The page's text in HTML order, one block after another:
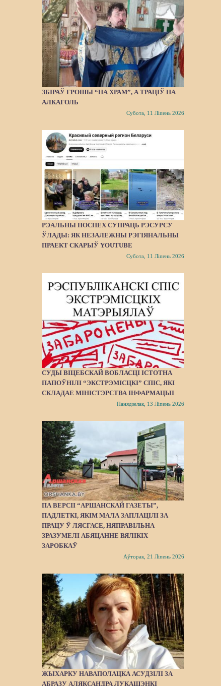
ЗБІРАЎ ГРОШЫ “НА ХРАМ”, А ТРАЦІЎ НА
АЛКАГОЛЬ
Субота, 11 Ліпень 2026
РЭАЛЬНЫ ПОСПЕХ СУПРАЦЬ РЭСУРСУ
ЎЛАДЫ: ЯК НЕЗАЛЕЖНЫ РЭГІЯНАЛЬНЫ
ПРАЕКТ СКАРЫЎ YOUTUBE
Субота, 11 Ліпень 2026
СУДЫ ВІЦЕБСКАЙ ВОБЛАСЦІ ІСТОТНА
ПАПОЎНІЛІ “ЭКСТРЭМІСЦКІ” СПІС, ЯКІ
СКЛАДАЕ МІНІСТЭРСТВА ІНФАРМАЦЫІ
Панядзелак, 13 Ліпень 2026
ПА ВЕРСІІ “АРШАНСКАЙ ГАЗЕТЫ”,
ПАДЛЕТКІ, ЯКІМ МАЛА ЗАПЛАЦІЛІ ЗА
ПРАЦУ Ў ЛЯСГАСЕ, НЯПРАВІЛЬНА
ЗРАЗУМЕЛІ АБЯЦАННЕ ВЯЛІКІХ
ЗАРОБКАЎ
Аўторак, 21 Ліпень 2026
ЖЫХАРКУ НАВАПОЛАЦКА АСУДЗІЛІ ЗА
АБРАЗУ АЛЯКСАНДРА ЛУКАШЭНКІ